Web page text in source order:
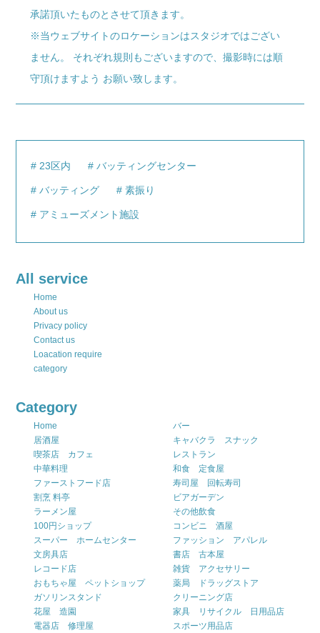
承諾頂いたものとさせて頂きます。
※当ウェブサイトのロケーションはスタジオではござい
ません。 それぞれ規則もございますので、撮影時には順
守頂けますよう お願い致します。
23区内 バッティングセンター
バッティング 素振り
アミューズメント施設
All service
Home
About us
Privacy policy
Contact us
Loacation require
category
Category
Home
バー
居酒屋
キャバクラ スナック
喫茶店 カフェ
レストラン
中華料理
和食 定食屋
ファーストフード店
寿司屋 回転寿司
割烹 料亭
ビアガーデン
ラーメン屋
その他飲食
100円ショップ
コンビニ 酒屋
スーパー ホームセンター
ファッション アパレル
文房具店
書店 古本屋
レコード店
雑貨 アクセサリー
おもちゃ屋 ペットショップ
薬局 ドラッグストア
ガソリンスタンド
クリーニング店
花屋 造園
家具 リサイクル 日用品店
電器店 修理屋
スポーツ用品店